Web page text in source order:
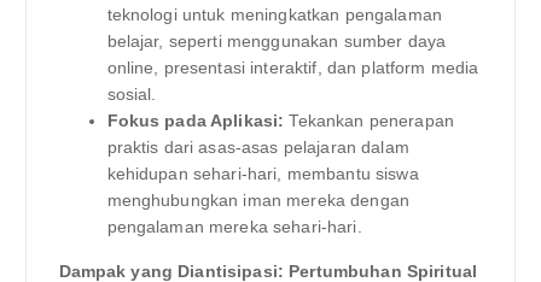
teknologi untuk meningkatkan pengalaman
belajar, seperti menggunakan sumber daya
online, presentasi interaktif, dan platform media
sosial.
Fokus pada Aplikasi: Tekankan penerapan
praktis dari asas-asas pelajaran dalam
kehidupan sehari-hari, membantu siswa
menghubungkan iman mereka dengan
pengalaman mereka sehari-hari.
Dampak yang Diantisipasi: Pertumbuhan Spiritual